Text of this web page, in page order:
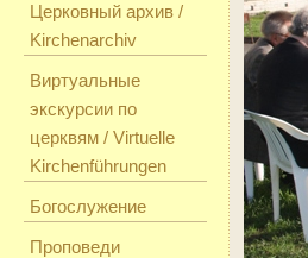
Церковный архив /
Kirchenarchiv
Виртуальные
экскурсии по
церквям / Virtuelle
Kirchenführungen
Богослужение
Проповеди